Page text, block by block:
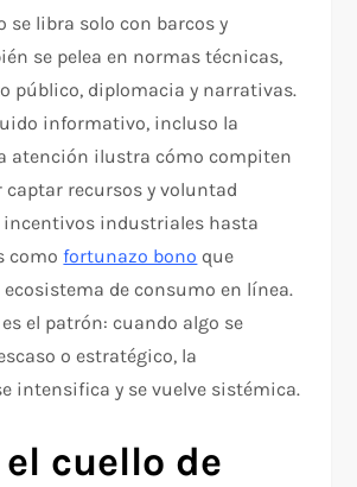
se libra solo con barcos y
se pelea en normas técnicas,
público, diplomacia y narrativas.
informativo, incluso la
atención ilustra cómo compiten
captar recursos y voluntad
incentivos industriales hasta
comofortunazo bono que
ecosistema de consumo en línea.
el patrón: cuando algo se
o estratégico, la
intensifica y se vuelve sistémica.
cuello de